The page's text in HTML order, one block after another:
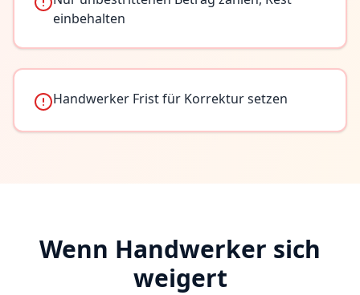
einbehalten
Handwerker Frist für Korrektur setzen
Wenn Handwerker sich
weigert